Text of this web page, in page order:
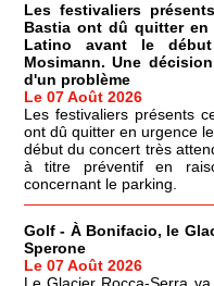
Les festivaliers
Bastia ont dû quitter
Latino avant le
Mosimann. Une
d'un problème
Le 07 Août 2026
Les festivaliers présents
ont dû quitter en urgence
début du concert très
à titre préventif en
concernant le parking.
Golf - À Bonifacio, le
Sperone
Le 07 Août 2026